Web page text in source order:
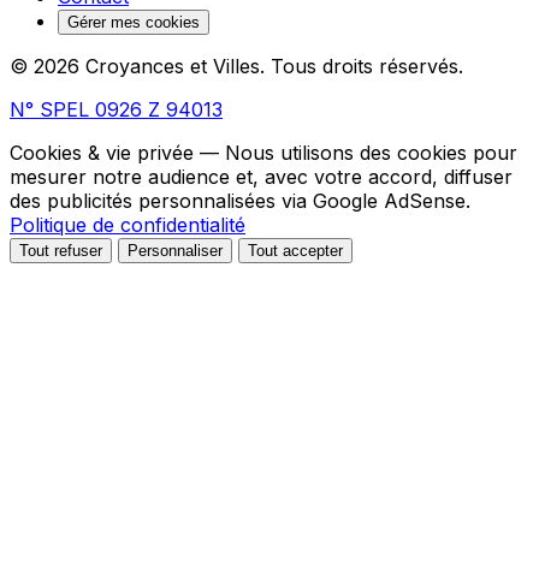
Gérer mes cookies
© 2026 Croyances et Villes. Tous droits réservés.
N° SPEL 0926 Z 94013
Cookies & vie privée — Nous utilisons des cookies pour
mesurer notre audience et, avec votre accord, diffuser
des publicités personnalisées via Google AdSense.
Politique de confidentialité
Tout refuser Personnaliser Tout accepter